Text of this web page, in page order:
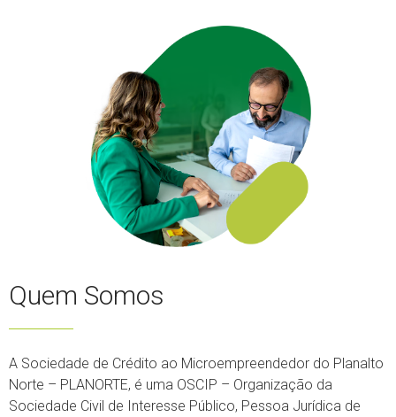
Quem Somos
A Sociedade de Crédito ao Microempreendedor do Planalto
Norte – PLANORTE, é uma OSCIP – Organização da
Sociedade Civil de Interesse Público, Pessoa Jurídica de